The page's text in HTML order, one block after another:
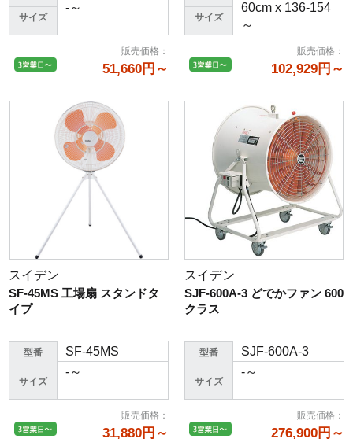
サイズ
-～
販売価格 ：
51,660円～
サイズ
60cm x 136-154
～
販売価格 ：
102,929円～
スイデン
SF-45MS 工場扇 スタンドタ
イプ
型番 SF-45MS
サイズ
-～
販売価格 ：
31,880円～
スイデン
SJF-600A-3 どでかファン 600
クラス
型番 SJF-600A-3
サイズ
-～
販売価格 ：
276,900円～